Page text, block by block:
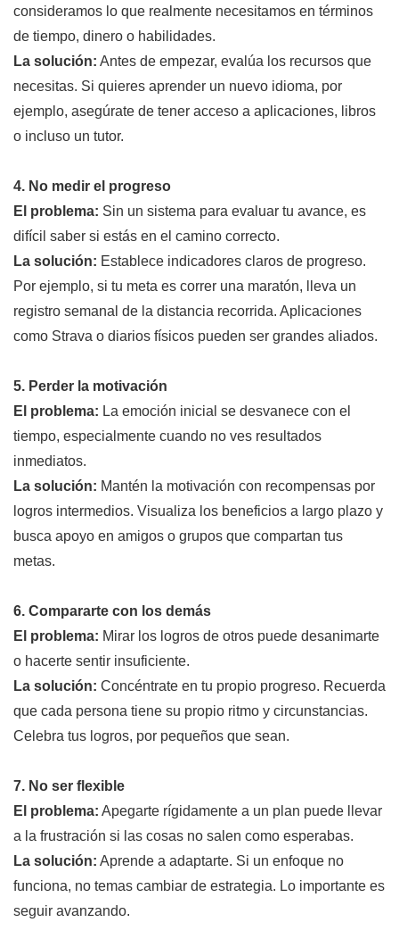
consideramos lo que realmente necesitamos en términos
de tiempo, dinero o habilidades.
La solución: Antes de empezar, evalúa los recursos que
necesitas. Si quieres aprender un nuevo idioma, por
ejemplo, asegúrate de tener acceso a aplicaciones, libros
o incluso un tutor.
4. No medir el progreso
El problema: Sin un sistema para evaluar tu avance, es
difícil saber si estás en el camino correcto.
La solución: Establece indicadores claros de progreso.
Por ejemplo, si tu meta es correr una maratón, lleva un
registro semanal de la distancia recorrida. Aplicaciones
como Strava o diarios físicos pueden ser grandes aliados.
5. Perder la motivación
El problema: La emoción inicial se desvanece con el
tiempo, especialmente cuando no ves resultados
inmediatos.
La solución: Mantén la motivación con recompensas por
logros intermedios. Visualiza los beneficios a largo plazo y
busca apoyo en amigos o grupos que compartan tus
metas.
6. Compararte con los demás
El problema: Mirar los logros de otros puede desanimarte
o hacerte sentir insuficiente.
La solución: Concéntrate en tu propio progreso. Recuerda
que cada persona tiene su propio ritmo y circunstancias.
Celebra tus logros, por pequeños que sean.
7. No ser flexible
El problema: Apegarte rígidamente a un plan puede llevar
a la frustración si las cosas no salen como esperabas.
La solución: Aprende a adaptarte. Si un enfoque no
funciona, no temas cambiar de estrategia. Lo importante es
seguir avanzando.